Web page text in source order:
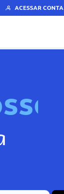
ACESSAR CONTA
sso